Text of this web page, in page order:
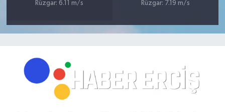
Rüzgar: 6.11 m/s
Rüzgar: 7.19 m/s